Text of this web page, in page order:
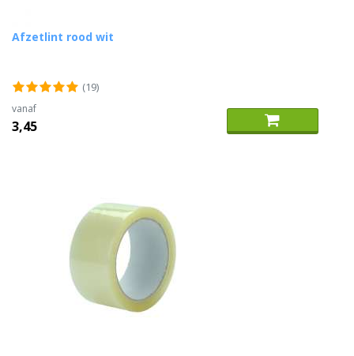
Afzetlint rood wit
(19)
vanaf
3,45